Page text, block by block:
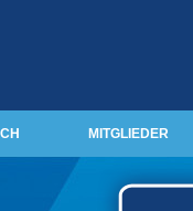
MITGLIEDER